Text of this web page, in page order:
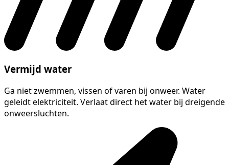
Vermijd water
Ga niet zwemmen, vissen of varen bij onweer. Water
geleidt elektriciteit. Verlaat direct het water bij dreigende
onweersluchten.